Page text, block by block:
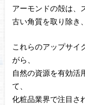
アーモンドの殻は、
古い角質を取り除き
これらのアップサイ
がら、
自然の資源を有効活
て、
化粧品業界で注目さ